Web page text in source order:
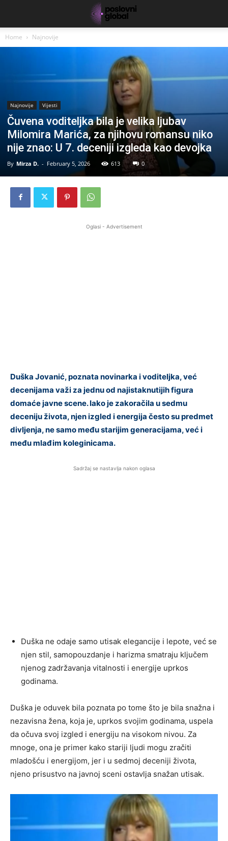
Home Najnovije
Najnovije Vijesti
Čuvena voditeljka bila je velika ljubav
Milomira Marića, za njihovu romansu niko
nije znao: U 7. deceniji izgleda kao devojka
By Mirza D. - February 5, 2026 613 0
Oglasi - Advertisement
Duška Jovanić, poznata novinarka i voditeljka, već
decenijama važi za jednu od najistaknutijih figura
domaće javne scene. Iako je zakoračila u sedmu
deceniju života, njen izgled i energija često su predmet
divljenja, ne samo među starijim generacijama, već i
među mlađim koleginicama.
Sadržaj se nastavlja nakon oglasa
Duška ne odaje samo utisak elegancije i lepote, već se
njen stil, samopouzdanje i harizma smatraju ključem
njenog zadržavanja vitalnosti i energije uprkos
godinama.
Duška je oduvek bila poznata po tome što je bila snažna i
nezavisna žena, koja je, uprkos svojim godinama, uspela
da očuva svoj izgled i energiju na visokom nivou. Za
mnoge, ona je primer kako stariji ljudi mogu zračiti
mladošću i energijom, jer i u sedmoj deceniji života,
njeno prisustvo na javnoj sceni ostavlja snažan utisak.